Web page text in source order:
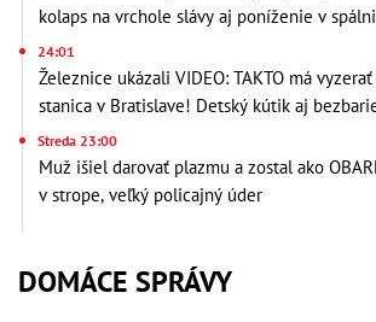
kolaps na vrchole slávy aj poníženie v spálni
24:01
Železnice ukázali VIDEO: TAKTO má
stanica v Bratislave! Detský kútik aj
Streda 23:00
Muž išiel darovať plazmu a zostal ako
v strope, veľký policajný úder
DOMÁCE SPRÁVY